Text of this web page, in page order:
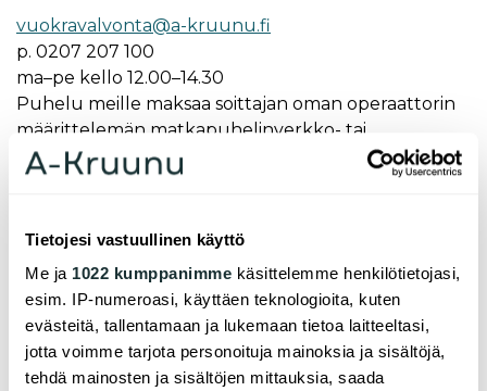
Tietojesi vastuullinen käyttö
Me ja 1022 kumppanimme käsittelemme henkilötietojasi,
esim. IP-numeroasi, käyttäen teknologioita, kuten
evästeitä, tallentamaan ja lukemaan tietoa laitteeltasi,
jotta voimme tarjota personoituja mainoksia ja sisältöjä,
tehdä mainosten ja sisältöjen mittauksia, saada
vuokravalvonta@a-kruunu.fi
p. 0207 207 100
ma–pe kello 12.00–14.30
Puhelu meille maksaa soittajan oman operaattorin
määrittelemän matkapuhelinverkko- tai
paikallisverkkomaksun verran.
vuokraus
vuokraus@a-kruu­nu.fi
ma–pe kello 12.00–14.30
Puhelu meille maksaa soittajan oman operaattorin